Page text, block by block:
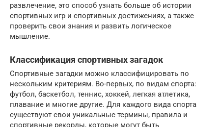
развлечение, это способ узнать больше об истории
спортивных игр и спортивных достижениях, а также
проверить свои знания и развить логическое
мышление.
Классификация спортивных загадок
Спортивные загадки можно классифицировать по
нескольким критериям. Во-первых, по видам спорта:
футбол, баскетбол, теннис, хоккей, легкая атлетика,
плавание и многие другие. Для каждого вида спорта
существуют свои уникальные термины, правила и
спортивные рекорды, которые могут быть